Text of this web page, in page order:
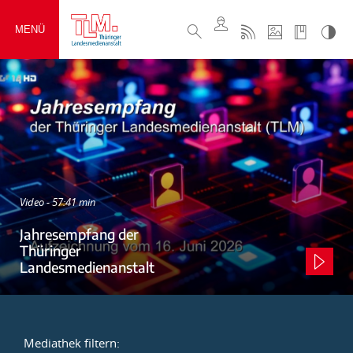
MENÜ
Video - 57:41 min
Jahresempfang der
Thüringer
Landesmedienanstalt
Mediathek filtern: